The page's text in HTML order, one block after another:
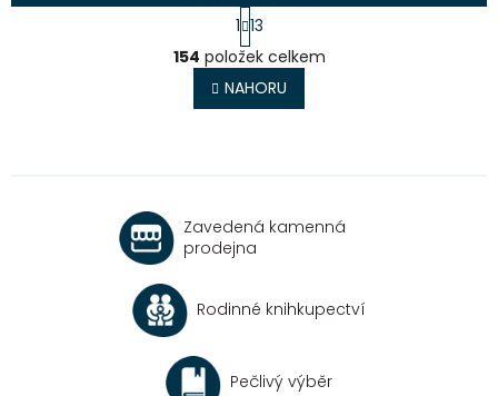
O
v
l
á
p
r
v
y
v
i
S
t
r
á
n
k
1 13
154 položek celkem
NAHORU
Zavedená kamenná
prodejna
Rodinné knihkupectví
Pečlivý výběr